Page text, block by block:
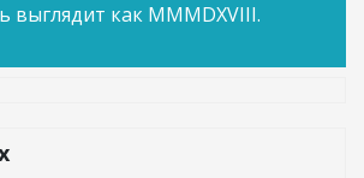
выглядит как MMMDXVIII.